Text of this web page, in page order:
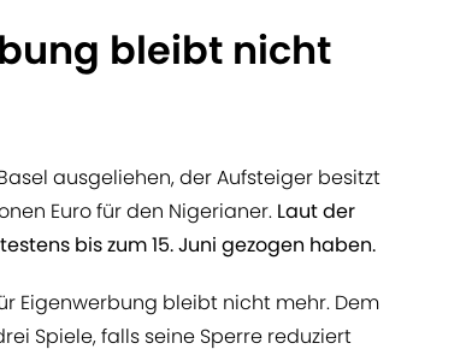
bleibt nicht
ausgeliehen, der Aufsteiger besitzt
Euro für den Nigerianer. Laut der
bis zum 15. Juni gezogen haben.
Eigenwerbung bleibt nicht mehr. Dem
Spiele, falls seine Sperre reduziert